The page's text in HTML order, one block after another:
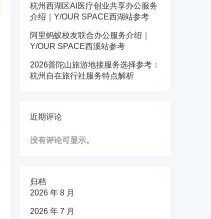
杭州西湖区AI医疗创业共享办公服务
介绍｜Y/OUR SPACE西湖站参考
阿里蚂蚁校友联合办公服务介绍｜
Y/OUR SPACE西溪站参考
2026普陀山旅游地接服务选择参考：
杭州自在旅行社服务特点解析
近期评论
没有评论可显示。
归档
2026 年 8 月
2026 年 7 月